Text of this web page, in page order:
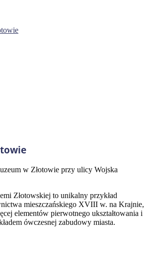
w Złotowie przy ulicy Wojska
Złotowskiej to unikalny przykład
mieszczańskiego XVIII w. na Krajnie,
elementów pierwotnego ukształtowania i
ówczesnej zabudowy miasta.